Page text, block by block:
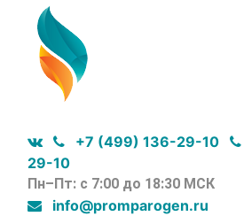
+7 (499) 136-29-10
29-10
Пн–Пт: с 7:00 до 18:30 МСК
info@promparogen.ru